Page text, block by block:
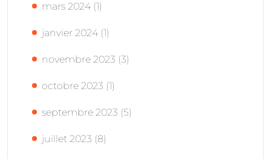
mars 2024 (1)
janvier 2024 (1)
novembre 2023 (3)
octobre 2023 (1)
septembre 2023 (5)
juillet 2023 (8)